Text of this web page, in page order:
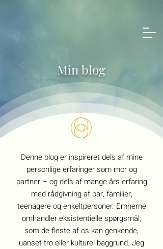
Min blog
Denne blog er inspireret dels af mine
personlige erfaringer som mor og
partner – og dels af mange års erfaring
med rådgivning af par, familier,
teenagere og enkeltpersoner. Emnerne
omhandler eksistentielle spørgsmål,
som de fleste af os kan genkende,
uanset tro eller kulturel baggrund. Jeg